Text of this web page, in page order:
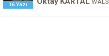
16 Yazı WALS